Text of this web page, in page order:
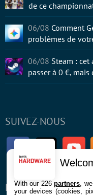
SUIVEZ-NOUS
FacebookTwitter
ENTREPRISE
de ce
06/08 Comment
problèmes de
06/08 Steam :
passer à 0 €, mais
With our 226partners ,
your devices (cookies,